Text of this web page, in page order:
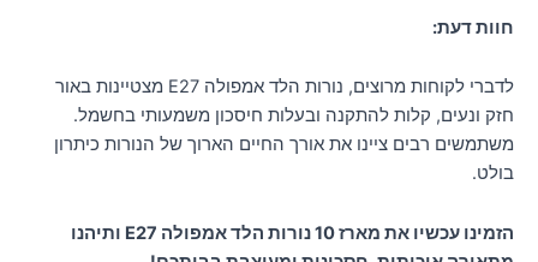
חוות דעת:
לדברי לקוחות מרוצים, נורות הלד אמפולה E27 מצטיינות באור
חזק ונעים, קלות להתקנה ובעלות חיסכון משמעותי בחשמל.
משתמשים רבים ציינו את אורך החיים הארוך של הנורות כיתרון
בולט.
הזמינו עכשיו את מארז 10 נורות הלד אמפולה E27 ותיהנו